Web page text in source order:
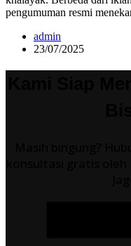
pengumuman resmi
admin
23/07/2025